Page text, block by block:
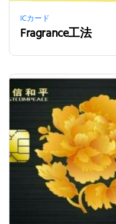
ICカード
Fragrance工法